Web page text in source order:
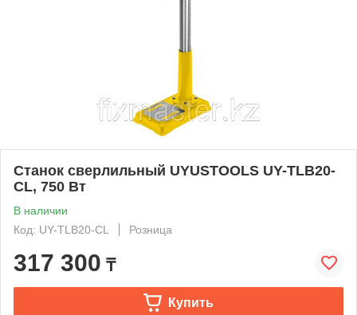
Станок сверлильный UYUSTOOLS UY-TLB20-
CL, 750 Вт
В наличии
Код: UY-TLB20-CL
Розница
317 300 ₸
Купить